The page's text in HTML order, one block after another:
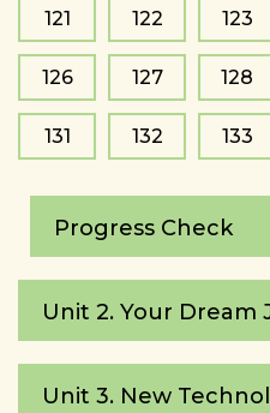
121 122 123
126 127 128
131 132 133
Progress Check
Unit 2. Your Dream
Unit 3. New